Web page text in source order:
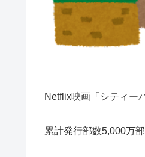
Netflix映画「シティー
累計発行部数5,000万